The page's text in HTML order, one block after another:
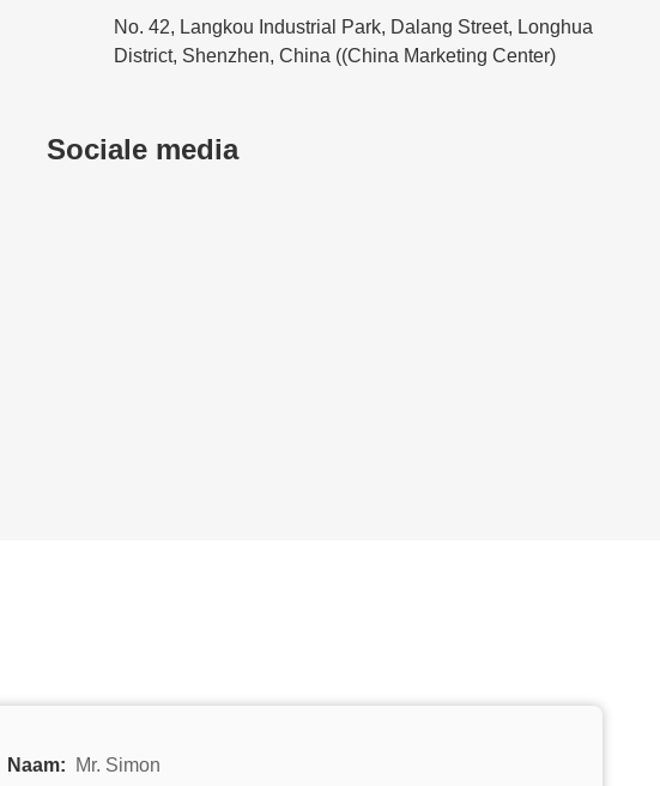
No. 42, Langkou Industrial Park, Dalang Street, Longhua
District, Shenzhen, China ((China Marketing Center)
Sociale media
Naam: Mr. Simon